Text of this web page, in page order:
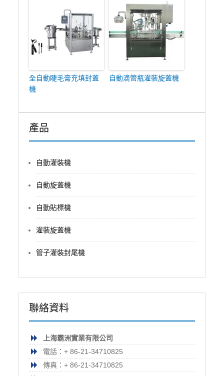
全自動睫毛膏充填封蓋
機
自動滴管瓶灌裝旋蓋機
產品
自動灌裝機
自動旋蓋機
自動貼標機
灌裝旋蓋機
管子灌裝封尾機
聯絡資料
上海霸洲實業有限公司
電話：+ 86-21-34710825
傳真：+ 86-21-34710825